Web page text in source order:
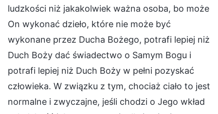
ludzkości niż jakakolwiek ważna osoba, bo może
On wykonać dzieło, które nie może być
wykonane przez Ducha Bożego, potrafi lepiej niż
Duch Boży dać świadectwo o Samym Bogu i
potrafi lepiej niż Duch Boży w pełni pozyskać
człowieka. W związku z tym, chociaż ciało to jest
normalne i zwyczajne, jeśli chodzi o Jego wkład